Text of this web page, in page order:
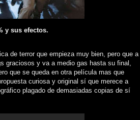
y sus efectos.
de terror que empieza muy bien, pero que a
graciosos y va a medio gas hasta su final,
que se queda en otra película mas que
curiosa y original sí que merece a
plagado de demasiadas copias de sí